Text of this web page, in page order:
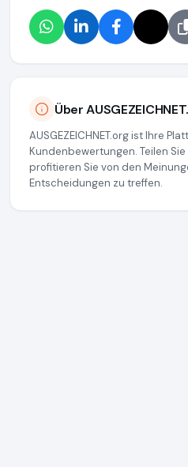
Über
AUSGEZEICHNET.org ist Ihre
Kundenbewertungen. Teilen
profitieren Sie von den
Entscheidungen zu treffen.